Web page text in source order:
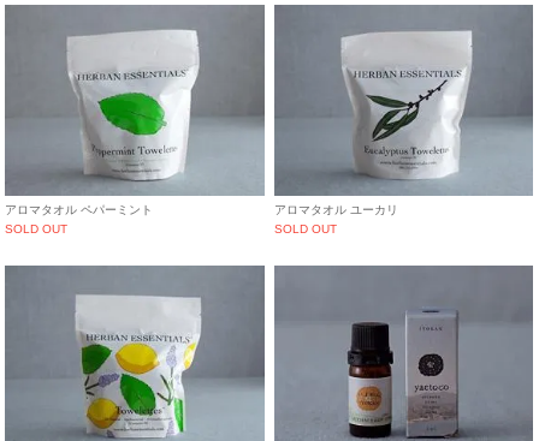
アロマタオル ペパーミント
SOLD OUT
アロマタオル ユーカリ
SOLD OUT